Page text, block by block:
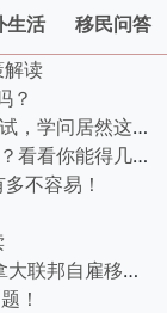
生活
移民问答
读
？
○ 加拿大联邦自雇移民的重要一环——面试，学问居然这么多！
○ 加拿大联邦自雇移民的打分结果重要吗？看看你能得几分！
不容易！
○ 你属于“自雇”or“被雇”？该如何证明加拿大联邦自雇移民的自雇经历？
！